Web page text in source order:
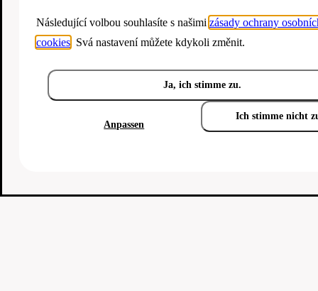
Následující volbou souhlasíte s našimi zásady ochrany
cookies . Svá nastavení můžete kdykoli změnit.
Ja, ich stimme zu.
Anpassen
Ich stimme nicht